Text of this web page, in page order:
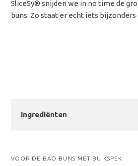
SliceSy® snijden we in no time de
buns. Zo staat er echt iets
Ingrediënten
VOOR DE BAO BUNS MET BUIKSPEK